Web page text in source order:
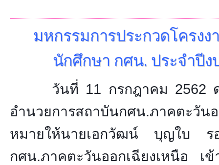
มหกรรมการประกวดโครงง
นักศึกษา กศน. ประจำปี
วันที่ 11 กรกฎาคม 2562 ดร
อำนวยการสถาบันกศน.ภาคตะ
หมายให้นายเอกวัฒน์ บุญใบ ร
กศน.ภาคตะวันออกเฉียงเหนือ เ